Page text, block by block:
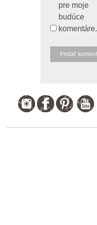
pre moje
budúce
komentáre.